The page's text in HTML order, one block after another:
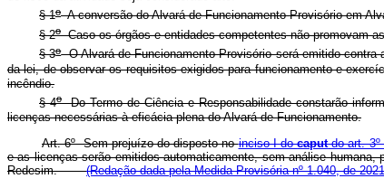
§ 1oA conversão do Alvará de Funcionamento Provisório em
§ 2oCaso os órgãos e entidades competentes não promovam
§ 3oO Alvará de Funcionamento Provisório será emitido contra
da lei, de observar os requisitos exigidos para funcionamento e
incêndio.
§ 4oDo Termo de Ciência e Responsabilidade constarão
licenças necessárias à eficácia plena do Alvará de Funcionamento.
Art. 6º Sem prejuízo do disposto noinciso I docaputdo art. 3º
e as licenças serão emitidos automaticamente, sem análise
Redesim.(Redação dada pela Medida Provisória nº 1.040, de